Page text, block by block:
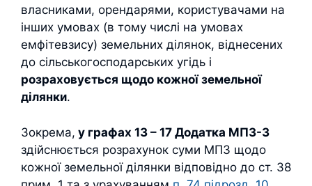
власниками, орендарями, користувачами на
інших умовах (в тому числі на умовах
емфітевзису) земельних ділянок, віднесених
до сільськогосподарських угідь і
розраховується щодо кожної земельної
ділянки.
Зокрема, у графах 13 – 17 Додатка МПЗ-З
здійснюється розрахунок суми МПЗ щодо
кожної земельної ділянки відповідно до ст. 38